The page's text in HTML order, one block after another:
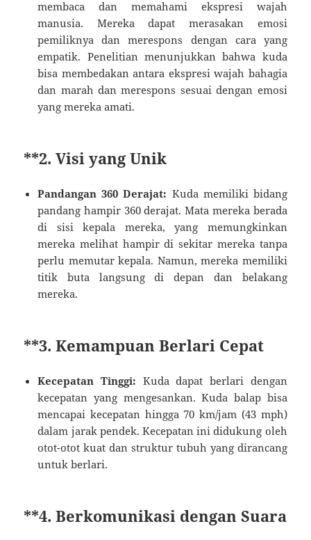
membaca dan memahami ekspresi wajah
manusia. Mereka dapat merasakan emosi
pemiliknya dan merespons dengan cara yang
empatik. Penelitian menunjukkan bahwa kuda
bisa membedakan antara ekspresi wajah bahagia
dan marah dan merespons sesuai dengan emosi
yang mereka amati.
**2.Visi yang Unik
Pandangan 360 Derajat: Kuda memiliki bidang
pandang hampir 360 derajat. Mata mereka berada
di sisi kepala mereka, yang memungkinkan
mereka melihat hampir di sekitar mereka tanpa
perlu memutar kepala. Namun, mereka memiliki
titik buta langsung di depan dan belakang
mereka.
**3.Kemampuan Berlari Cepat
Kecepatan Tinggi: Kuda dapat berlari dengan
kecepatan yang mengesankan. Kuda balap bisa
mencapai kecepatan hingga 70 km/jam (43 mph)
dalam jarak pendek. Kecepatan ini didukung oleh
otot-otot kuat dan struktur tubuh yang dirancang
untuk berlari.
**4.Berkomunikasi dengan Suara